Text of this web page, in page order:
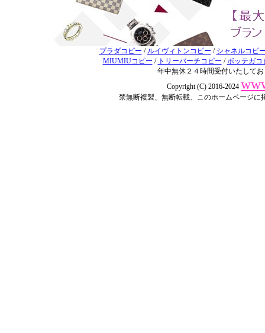
プラダコピー / ルイヴィトンコピー / シャネルコピ
MIUMIUコピー / トリーバーチコピー /ボッテガコ
年中無休２４時間受付いたして
Copyright (C) 2016-2024
禁無断複製、無断転載、このホームページ